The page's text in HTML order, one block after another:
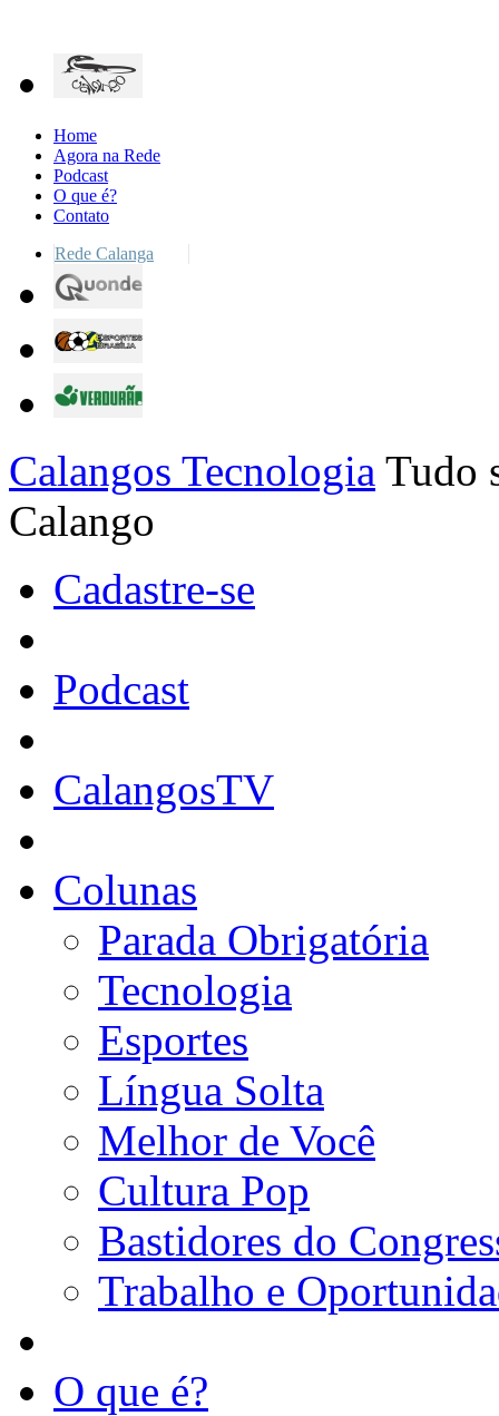
Home
Agora na Rede
Podcast
O que é?
Contato
Rede Calanga
Calangos Tecnologia Tudo
Calango
Cadastre-se
Podcast
CalangosTV
Colunas
Parada Obrigatória
Tecnologia
Esportes
Língua Solta
Melhor de Você
Cultura Pop
Bastidores do
Trabalho e
O que é?